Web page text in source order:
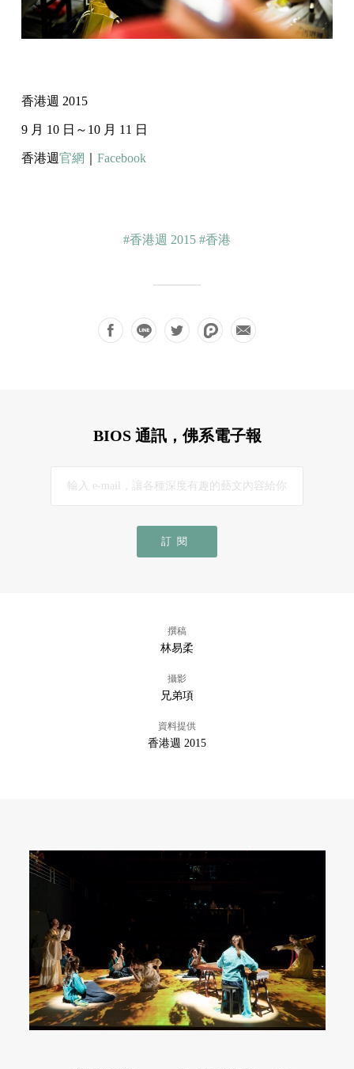
香港週 2015
9 月 10 日～10 月 11 日
香港週官網 Facebook
#香港週 2015 #香港
BIOS 通訊，佛系電子報
訂閱
撰稿
林易柔
攝影
兄弟項
資料提供
香港週 2015